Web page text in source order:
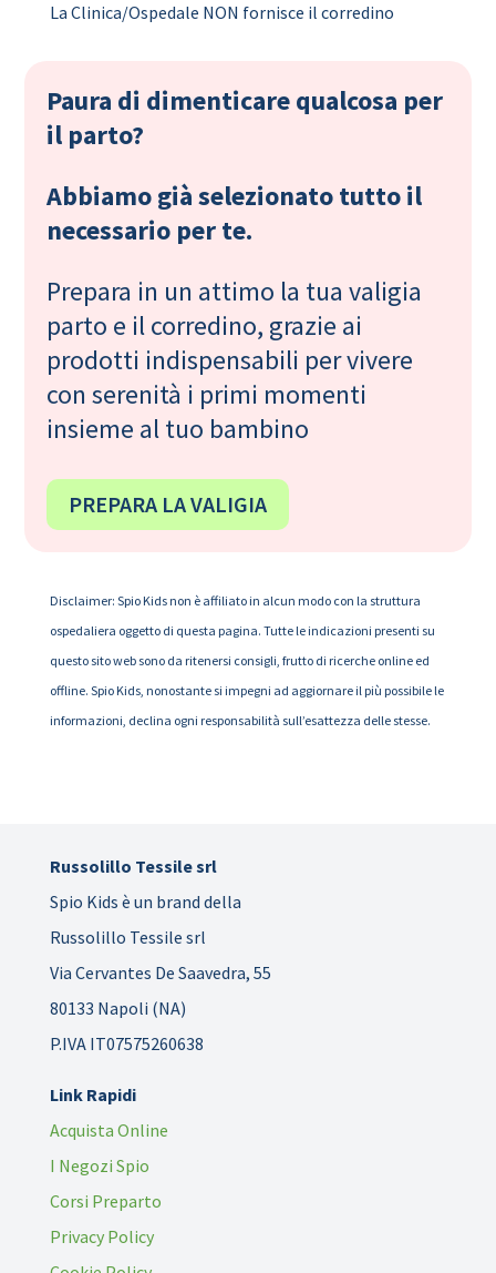
La Clinica/Ospedale NON fornisce il corredino
Paura di dimenticare qualcosa per
il parto?
Abbiamo già selezionato tutto il
necessario per te.
Prepara in un attimo la tua valigia
parto e il corredino, grazie ai
prodotti indispensabili per vivere
con serenità i primi momenti
insieme al tuo bambino
PREPARA LA VALIGIA
Disclaimer: Spio Kids non è affiliato in alcun modo con la struttura
ospedaliera oggetto di questa pagina. Tutte le indicazioni presenti su
questo sito web sono da ritenersi consigli, frutto di ricerche online ed
offline. Spio Kids, nonostante si impegni ad aggiornare il più possibile le
informazioni, declina ogni responsabilità sull’esattezza delle stesse.
Russolillo Tessile srl
Spio Kids è un brand della
Russolillo Tessile srl
Via Cervantes De Saavedra, 55
80133 Napoli (NA)
P.IVA IT07575260638
Link Rapidi
Acquista Online
I Negozi Spio
Corsi Preparto
Privacy Policy